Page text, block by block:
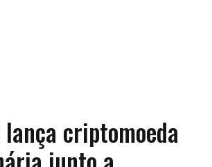
criptomoeda